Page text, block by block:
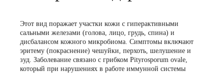
Этот вид поражает участки кожи с гиперактивными
сальными железами (голова, лицо, грудь, спина) и
дисбалансом кожного микробиома. Симптомы включают
эритему (покраснение) чешуйки, перхоть, шелушение и
зуд. Заболевание связано с грибком Pityrosporum ovale,
который при нарушениях в работе иммунной системы